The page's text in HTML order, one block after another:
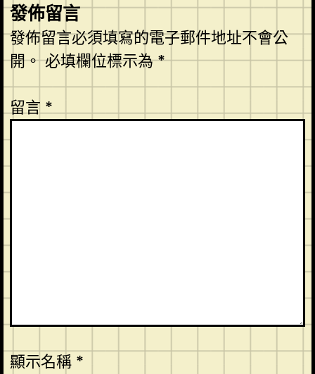
發佈留言
發佈留言必須填寫的電子郵件地址不會公
開。必填欄位標示為*
留言*
顯示名稱 *